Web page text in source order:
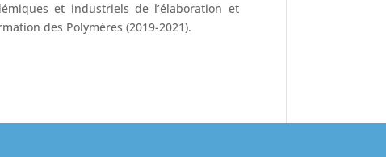
et industriels de l’élaboration et
des Polymères (2019-2021).